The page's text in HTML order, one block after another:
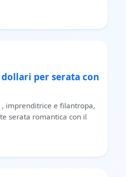
dollari per serata con
, imprenditrice e filantropa,
serata romantica con il